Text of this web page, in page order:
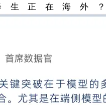
正在海外？